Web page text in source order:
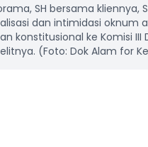
SH bersama
dan intimidasi oknum
konstitusional ke Komisi III
(Foto: Dok Alam for